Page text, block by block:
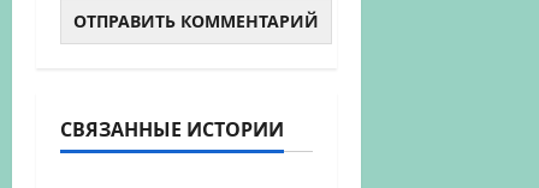
СВЯЗАННЫЕ ИСТОРИИ
Новости
Промышленность